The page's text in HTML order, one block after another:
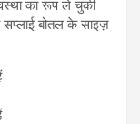
का रूप ले चुकी
सप्लाई बोतल के साइज़